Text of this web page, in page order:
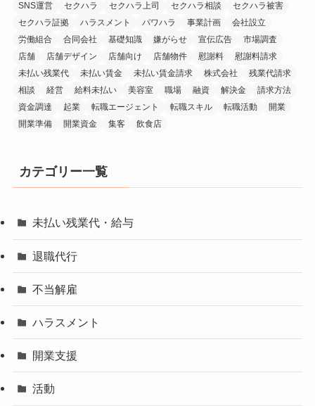
SNS運営 セクハラ セクハラ上司 セクハラ相談
セクハラ被害
セクハラ証拠
ハラスメント パワハラ 事業計画
会社設立
労働組合
合同会社 基礎知識 嫌がらせ 宣伝広告
市場調査
店舗
店舗デザイン 店舗向け 店舗物件 慰謝料
慰謝料請求
未払い残業代
未払い賃金 未払い賃金請求 株式会社
残業代請求
相談
経営 給料未払い 美容室 職場 融資 解決金
請求方法
資金調達
起業 転職エージェント 転職スキル 転職活動
開業
開業準備
開業資金 集客 飲食店
カテゴリー一覧
未払い残業代・給与
退職代行
不当解雇
ハラスメント
開業支援
活動